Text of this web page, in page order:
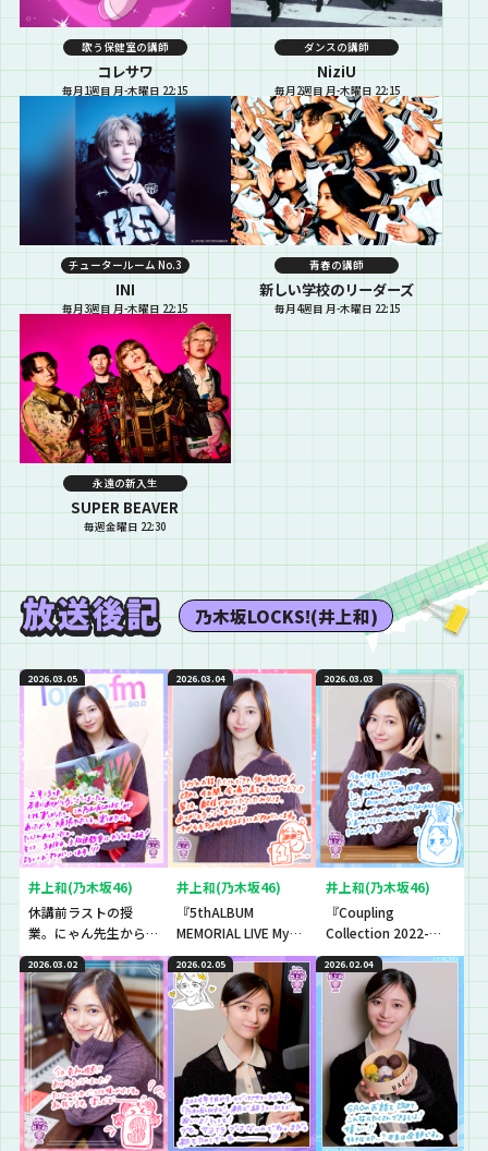
歌う保健室の講師
コレサワ
毎月1週目 月-木曜日 22:15
ダンスの講師
NiziU
毎月2週目 月-木曜日 22:15
チュータールーム No.3
INI
毎月3週目 月-木曜日 22:15
青春の講師
新しい学校のリーダーズ
毎月4週目 月-木曜日 22:15
永遠の新入生
SUPER BEAVER
毎週金曜日 22:30
乃木坂LOCKS!(井上和)
2026.03.05
井上和(乃木坂46)
休講前ラストの授
業。にゃん先生から
生徒への思い、生徒
からにゃん先生への
思い。
2026.03.04
井上和(乃木坂46)
『5thALBUM
MEMORIAL LIVE My
respect』を振り返
り！MCは猛反
省…？？
2026.03.03
井上和(乃木坂46)
『Coupling
Collection 2022-
2025』を振り返り！
チャンチキチン♪ト
ンツクテン♪チント
ンシャン♪
2026.03.02 2026.02.05 2026.02.04